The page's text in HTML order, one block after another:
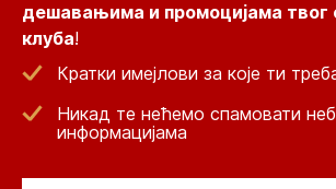
дешавањима и промоцијама твог
клуба!
Кратки имејлови за које ти
Никад те нећемо спамовати
информацијама